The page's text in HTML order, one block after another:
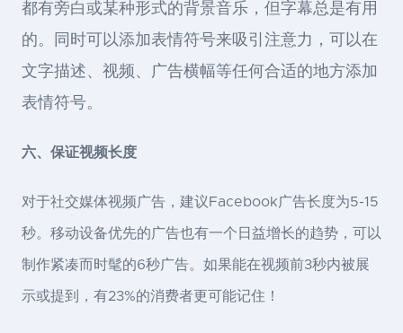
都有旁白或某种形式的背景音乐，但字幕总是有用
的。同时可以添加表情符号来吸引注意力，可以在
文字描述、视频、广告横幅等任何合适的地方添加
表情符号。
六、保证视频长度
对于社交媒体视频广告，建议Facebook广告长度为5-15
秒。移动设备优先的广告也有一个日益增长的趋势，可以
制作紧凑而时髦的6秒广告。如果能在视频前3秒内被展
示或提到，有23%的消费者更可能记住！